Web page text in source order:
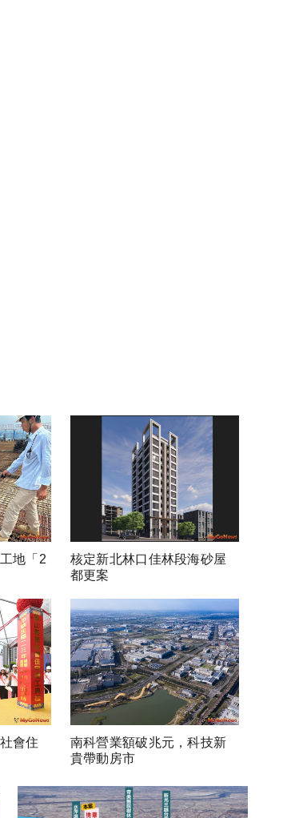
地「2
核定新北林口佳林段海砂屋
都更案
會住
南科營業額破兆元，科技新
貴帶動房市